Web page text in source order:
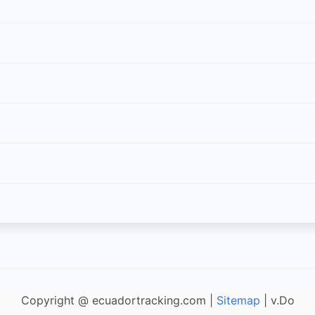
de los Bancos
Copyright @ ecuadortracking.com | Sitemap | v.Do